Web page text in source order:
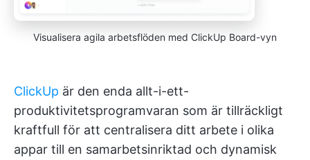
Visualisera agila arbetsflöden med ClickUp Board-vyn
ClickUp är den enda allt-i-ett-
produktivitetsprogramvaran som är tillräckligt
kraftfull för att centralisera ditt arbete i olika
appar till en samarbetsinriktad och dynamisk